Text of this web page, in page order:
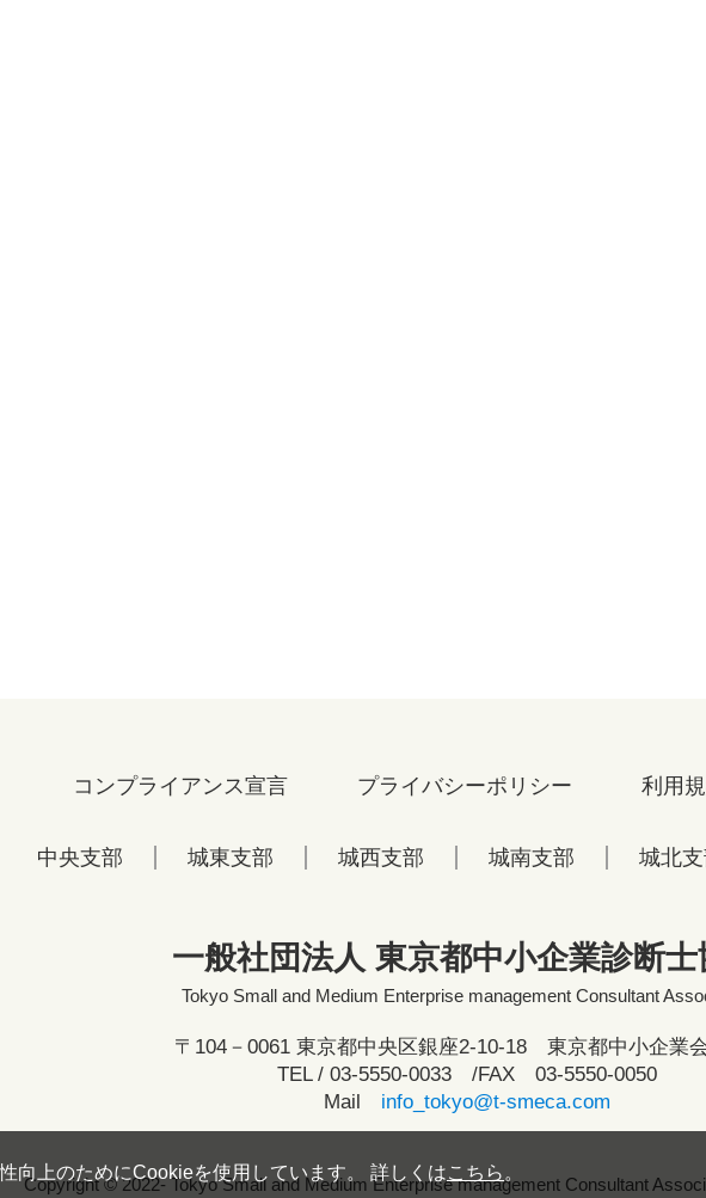
コンプライアンス宣言 プライバシーポリシー 利用
中央支部 城東支部 城西支部 城南支部 城北
一般社団法人 東京都中小企業診断士
Tokyo Small and Medium Enterprise management Consultant
〒104－0061 東京都中央区銀座2-10-18 東京都中小企業
TEL / 03-5550-0033 /FAX 03-5550-0050
Mail info_tokyo@t-smeca.com
Copyright © 2022- Tokyo Small and Medium Enterprise management Consultant
向上のためにCookieを使用しています。 詳しくはこちら 。